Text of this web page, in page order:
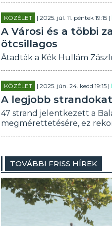
KÖZÉLET | 2025. júl. 11. péntek 19:15 |
A Városi és a többi
ötcsillagos
Átadták a Kék Hullám
KÖZÉLET | 2025. jún. 24. kedd 19:15 |
A legjobb
47 strand jelentkezett a
megmérettetésére, ez
TOVÁBBI FRISS HÍREK